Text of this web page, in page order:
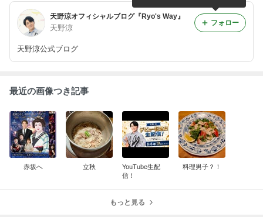
天野涼オフィシャルブログ『Ryo's Way』
天野涼
天野涼公式ブログ
フォロー
最近の画像つき記事
赤坂へ 立秋
YouTube生配
信！
料理男子？！
もっと見る